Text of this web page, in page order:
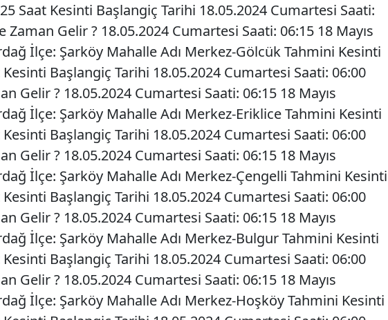
Saat Kesinti Başlangiç Tarihi 18.05.2024 Cumartesi Saati:
Zaman Gelir ? 18.05.2024 Cumartesi Saati: 06:15 18 Mayıs
İlçe: Şarköy Mahalle Adı Merkez-Gölcük Tahmini Kesinti
Kesinti Başlangiç Tarihi 18.05.2024 Cumartesi Saati: 06:00
Gelir ? 18.05.2024 Cumartesi Saati: 06:15 18 Mayıs
İlçe: Şarköy Mahalle Adı Merkez-Eriklice Tahmini Kesinti
Kesinti Başlangiç Tarihi 18.05.2024 Cumartesi Saati: 06:00
Gelir ? 18.05.2024 Cumartesi Saati: 06:15 18 Mayıs
İlçe: Şarköy Mahalle Adı Merkez-Çengelli Tahmini Kesinti
Kesinti Başlangiç Tarihi 18.05.2024 Cumartesi Saati: 06:00
Gelir ? 18.05.2024 Cumartesi Saati: 06:15 18 Mayıs
İlçe: Şarköy Mahalle Adı Merkez-Bulgur Tahmini Kesinti
Kesinti Başlangiç Tarihi 18.05.2024 Cumartesi Saati: 06:00
Gelir ? 18.05.2024 Cumartesi Saati: 06:15 18 Mayıs
İlçe: Şarköy Mahalle Adı Merkez-Hoşköy Tahmini Kesinti